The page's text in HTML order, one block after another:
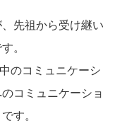
先祖から受け継い
。
のコミュニケーシ
コミュニケーショ
す。